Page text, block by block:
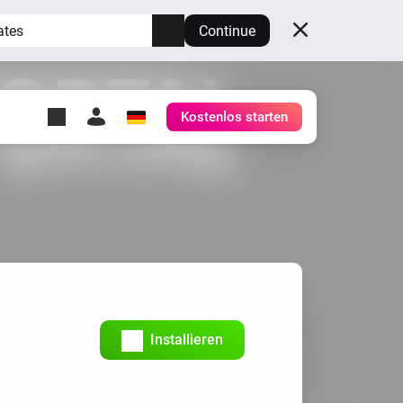
Continue
Lass Homey auf deiner
Kostenlos starten
Installieren